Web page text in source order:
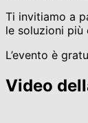
Ti invitiamo a
le soluzioni
L’evento è
Video